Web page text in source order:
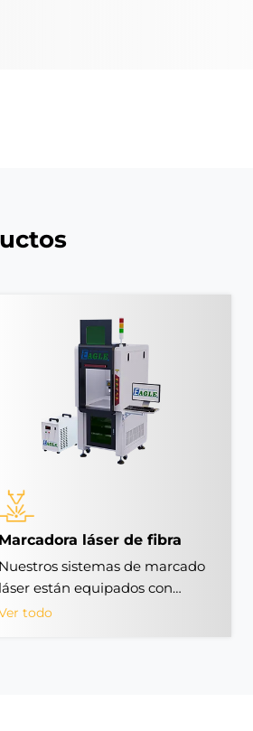
Marcadora láser de fibra
Nuestros sistemas de marcado
láser están equipados con
de vanguardia,
todo